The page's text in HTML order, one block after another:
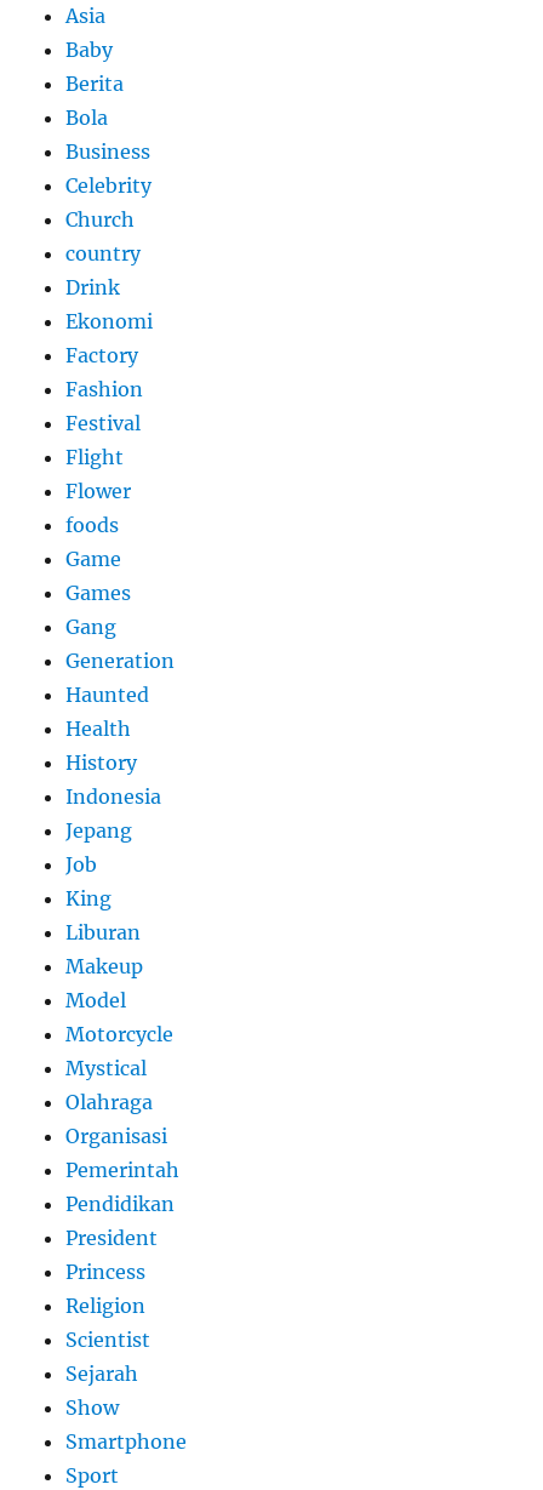
Asia
Baby
Berita
Bola
Business
Celebrity
Church
country
Drink
Ekonomi
Factory
Fashion
Festival
Flight
Flower
foods
Game
Games
Gang
Generation
Haunted
Health
History
Indonesia
Jepang
Job
King
Liburan
Makeup
Model
Motorcycle
Mystical
Olahraga
Organisasi
Pemerintah
Pendidikan
President
Princess
Religion
Scientist
Sejarah
Show
Smartphone
Sport